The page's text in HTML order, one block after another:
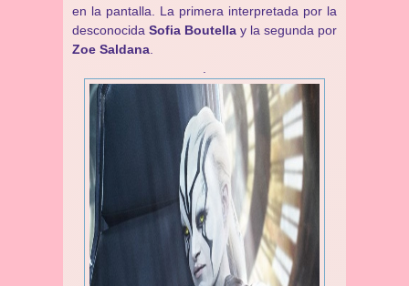
en la pantalla. La primera interpretada por la
desconocida Sofia Boutella y la segunda por
Zoe Saldana